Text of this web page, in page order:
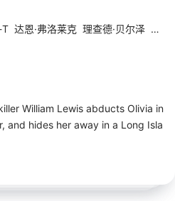
T 达恩·弗洛莱克 理查德·贝尔泽 凯莉
William Lewis abducts Olivia in
and hides her away in a Long Isla